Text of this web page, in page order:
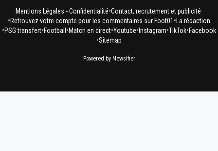
Mentions Légales - Confidentialité•Contact, recrutement et publicité
•Retrouvez votre compte pour les commentaires sur Foot01 •La rédaction
•PSG transfert•Football•Match en direct•Youtube•Instagram•TikTok•Facebook
•Sitemap
Powered by Newsifier